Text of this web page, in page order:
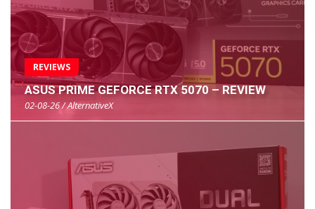
REVIEWS
ASUS PRIME GEFORCE RTX 5070 – REVIEW
02-08-26 / AlternativeX